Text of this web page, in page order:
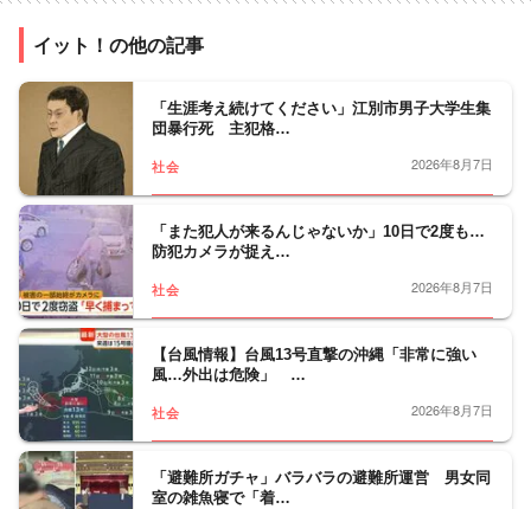
イット！の他の記事
「生涯考え続けてください」江別市男子大学生集
団暴行死 主犯格…
社会 2026年8月7日
「また犯人が来るんじゃないか」10日で2度も…
防犯カメラが捉え…
社会 2026年8月7日
【台風情報】台風13号直撃の沖縄「非常に強い
風…外出は危険」 …
社会 2026年8月7日
「避難所ガチャ」バラバラの避難所運営 男女同
室の雑魚寝で「着…